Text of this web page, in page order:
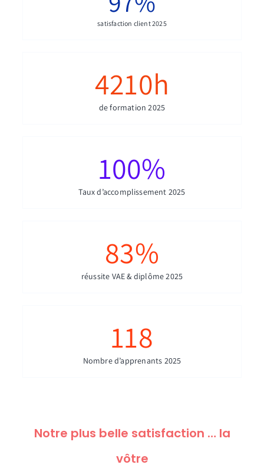
satisfaction client 2025
4210h
de formation 2025
100%
Taux d’accomplissement 2025
83%
réussite VAE & diplôme 2025
118
Nombre d’apprenants 2025
Notre plus belle satisfaction … la
vôtre